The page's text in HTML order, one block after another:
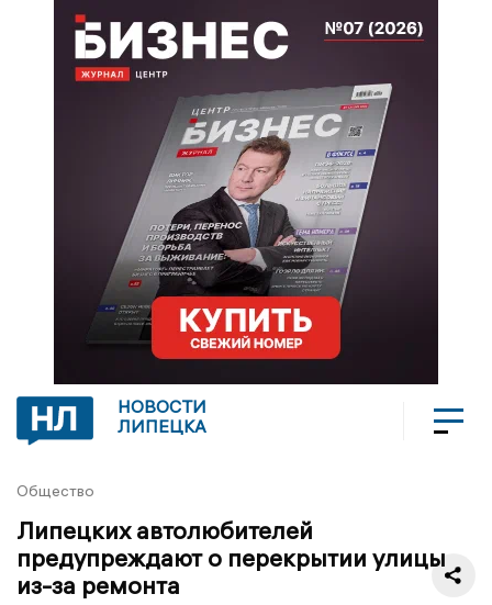
НОВОСТИ
ЛИПЕЦКА
Общество
Липецких автолюбителей
предупреждают о перекрытии улицы
из-за ремонта